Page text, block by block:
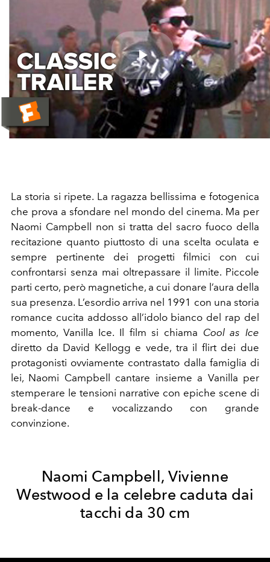
Play
Video
La storia si ripete. La ragazza bellissima e fotogenica
che prova a sfondare nel mondo del cinema. Ma per
Naomi Campbell non si tratta del sacro fuoco della
recitazione quanto piuttosto di una scelta oculata e
sempre pertinente dei progetti filmici con cui
confrontarsi senza mai oltrepassare il limite. Piccole
parti certo, però magnetiche, a cui donare l’aura della
sua presenza. L’esordio arriva nel 1991 con una storia
romance cucita addosso all’idolo bianco del rap del
momento, Vanilla Ice. Il film si chiama Cool as Ice
diretto da David Kellogg e vede, tra il flirt dei due
protagonisti ovviamente contrastato dalla famiglia di
lei, Naomi Campbell cantare insieme a Vanilla per
stemperare le tensioni narrative con epiche scene di
break-dance e vocalizzando con grande
convinzione.
Naomi Campbell, Vivienne
Westwood e la celebre caduta dai
tacchi da 30 cm